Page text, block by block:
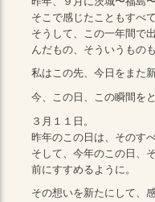
そこで感じたこともすべ
そうして、この一年間で
んだもの、そういうもの
私はこの先、今日をまた
今、この日、この瞬間を
３月１１日。
昨年のこの日は、そのす
そして、今年のこの日、
前にすすめるように。
その想いを新たにして、